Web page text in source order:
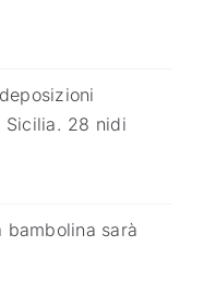
Sicilia. 28 nidi
bambolina sarà